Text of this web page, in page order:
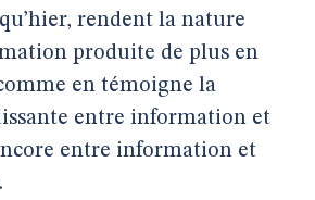
rendent la nature
produite de plus en
en témoigne la
entre information et
entre information et